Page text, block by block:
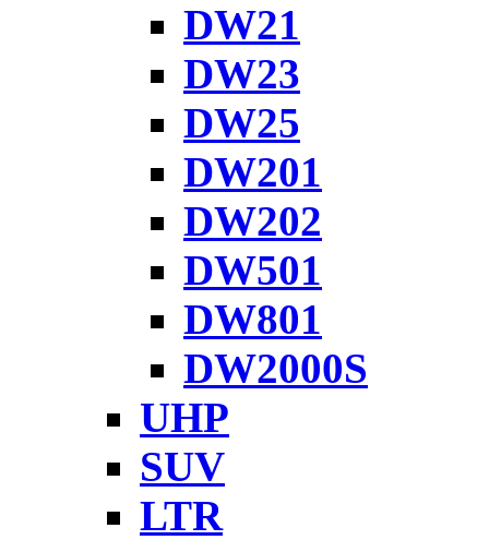
DW21
DW23
DW25
DW201
DW202
DW501
DW801
DW2000S
UHP
SUV
LTR